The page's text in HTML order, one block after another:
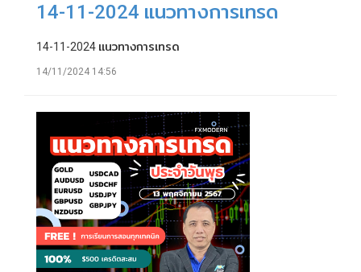
14-11-2024 แนวทางการเทรด
14-11-2024 แนวทางการเทรด
14/11/2024 14:56